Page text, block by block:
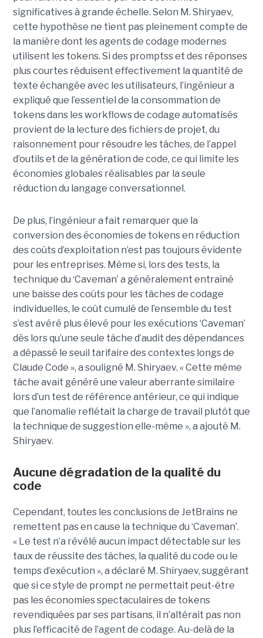
significatives à grande échelle. Selon M. Shiryaev,
cette hypothèse ne tient pas pleinement compte de
la manière dont les agents de codage modernes
utilisent les tokens. Si des promptss et des réponses
plus courtes réduisent effectivement la quantité de
texte échangée avec les utilisateurs, l’ingénieur a
expliqué que l’essentiel de la consommation de
tokens dans les workflows de codage automatisés
provient de la lecture des fichiers de projet, du
raisonnement pour résoudre les tâches, de l’appel
d’outils et de la génération de code, ce qui limite les
économies globales réalisables par la seule
réduction du langage conversationnel.
De plus, l’ingénieur a fait remarquer que la
conversion des économies de tokens en réduction
des coûts d’exploitation n’est pas toujours évidente
pour les entreprises. Même si, lors des tests, la
technique du ‘Caveman’ a généralement entraîné
une baisse des coûts pour les tâches de codage
individuelles, le coût cumulé de l’ensemble du test
s’est avéré plus élevé pour les exécutions ‘Caveman’
dès lors qu’une seule tâche d’audit des dépendances
a dépassé le seuil tarifaire des contextes longs de
Claude Code », a souligné M. Shiryaev. « Cette même
tâche avait généré une valeur aberrante similaire
lors d’un test de référence antérieur, ce qui indique
que l’anomalie reflétait la charge de travail plutôt que
la technique de suggestion elle-même », a ajouté M.
Shiryaev.
Aucune dégradation de la qualité du
code
Cependant, toutes les conclusions de JetBrains ne
remettent pas en cause la technique du ‘Caveman’.
« Le test n’a révélé aucun impact détectable sur les
taux de réussite des tâches, la qualité du code ou le
temps d’exécution », a déclaré M. Shiryaev, suggérant
que si ce style de prompt ne permettait peut-être
pas les économies spectaculaires de tokens
revendiquées par ses partisans, il n’altérait pas non
plus l’efficacité de l’agent de codage. Au-delà de la